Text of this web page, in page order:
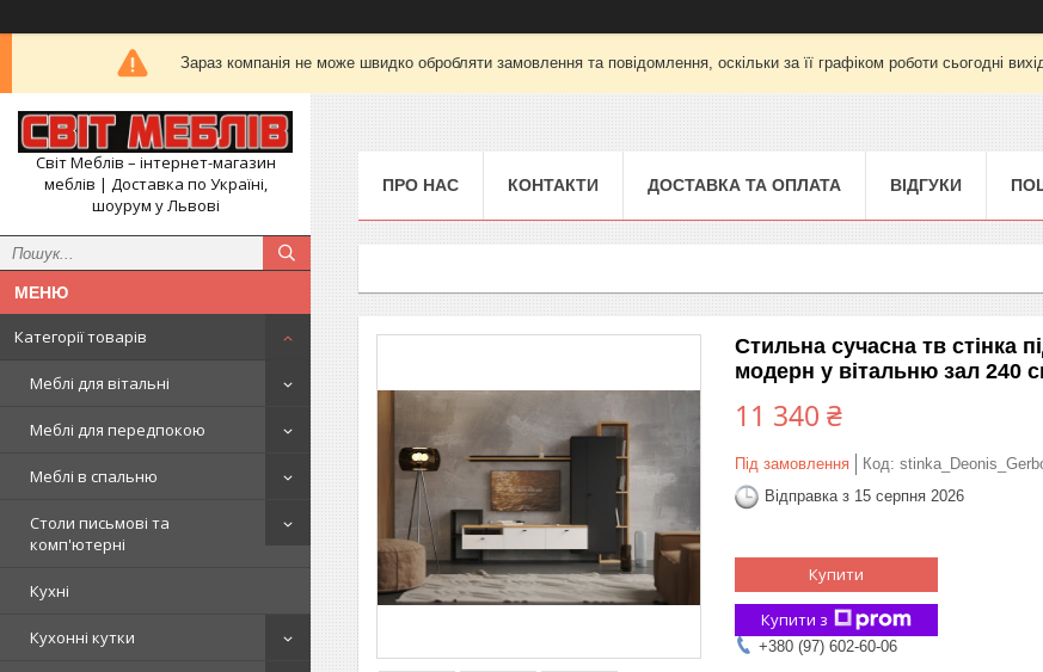
Зараз компанія не може швидко обробляти замовлення та повідомлення, оскільки за її графіком роботи сьогодні
Світ Меблів – інтернет-магазин
меблів | Доставка по Україні,
шоурум у Львові
Категорії товарів
Меблі для вітальні
Меблі для передпокою
Меблі в спальню
Столи письмові та
комп'ютерні
Кухні
Кухонні кутки
ПРО НАС КОНТАКТИ ДОСТАВКА ТА ОПЛАТА ВІДГУКИ
Стильна сучасна тв стінка
модерн у вітальню зал 240
11 340 ₴
Під замовлення Код:
Відправка з 15 серпня 2026
Купити
Купити з
+380 (97) 602-60-06